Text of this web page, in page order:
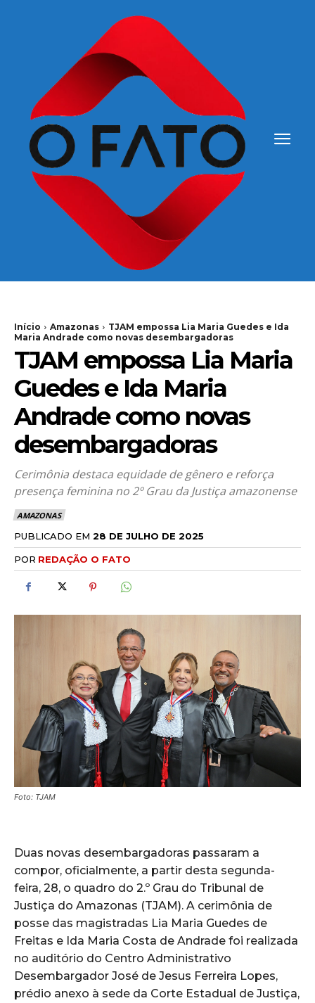
Início Amazonas
TJAM empossa Lia Maria Guedes e Ida
Maria Andrade como novas desembargadoras
TJAM empossa Lia Maria
Guedes e Ida Maria
Andrade como novas
desembargadoras
Cerimônia destaca equidade de gênero e reforça
presença feminina no 2º Grau da Justiça amazonense
AMAZONAS
PUBLICADO EM 28 DE JULHO DE 2025
POR REDAÇÃO O FATO
Foto: TJAM
Duas novas desembargadoras passaram a
compor, oficialmente, a partir desta segunda-
feira, 28, o quadro do 2.º Grau do Tribunal de
Justiça do Amazonas (TJAM). A cerimônia de
posse das magistradas Lia Maria Guedes de
Freitas e Ida Maria Costa de Andrade foi realizada
no auditório do Centro Administrativo
Desembargador José de Jesus Ferreira Lopes,
prédio anexo à sede da Corte Estadual de Justiça,